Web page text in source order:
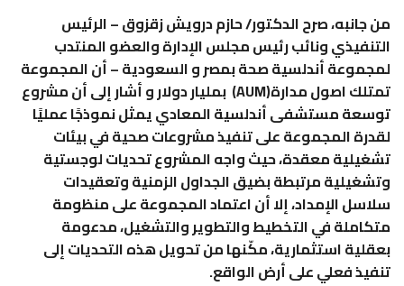
من جانبه، صرح الدكتور/ حازم درويش زقزوق – الرئيس
التنفيذي ونائب رئيس مجلس الإدارة والعضو المنتدب
لمجموعة أندلسية صحة بمصر و السعودية – أن المجموعة
تمتلك اصول مدارة(AUM) بمليار دولار و أشار إلى أن مشروع
توسعة مستشفى أندلسية المعادي يمثل نموذجًا عمليًا
لقدرة المجموعة على تنفيذ مشروعات صحية في بيئات
تشغيلية معقدة، حيث واجه المشروع تحديات لوجستية
وتشغيلية مرتبطة بضيق الجداول الزمنية وتعقيدات
سلاسل الإمداد، إلا أن اعتماد المجموعة على منظومة
متكاملة في التخطيط والتطوير والتشغيل، مدعومة
بعقلية استثمارية، مكّنها من تحويل هذه التحديات إلى
تنفيذ فعلي على أرض الواقع.